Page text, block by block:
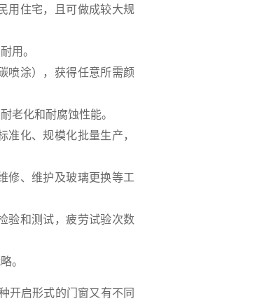
用住宅，且可做成较大规
用。
喷涂），获得任意所需颜
老化和耐腐蚀性能。
化、规模化批量生产，
修、维护及玻璃更换等工
验和测试，疲劳试验次数
。
启形式的门窗又有不同